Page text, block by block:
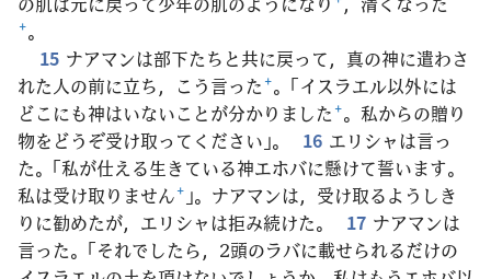
+。
15 ナアマンは部下たちと共に戻って，真の神に遣わさ
れた人の前に立ち，こう言った+。「イスラエル以外には
どこにも神はいないことが分かりました+。私からの贈り
物をどうぞ受け取ってください」。
16 エリシャは言っ
た。「私が仕える生きている神エホバに懸けて誓います。
私は受け取りません+ 」。ナアマンは，受け取るようしき
りに勧めたが，エリシャは拒み続けた。
17 ナアマンは
言った。「それでしたら，2頭のラバに載せられるだけの